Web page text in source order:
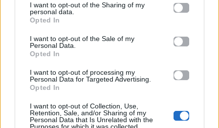
I want to opt-out of the Sharing of my
personal data.
Opted In
I want to opt-out of the Sale of my
Personal Data.
Opted In
I want to opt-out of processing my
Personal Data for Targeted Advertising.
Opted In
I want to opt-out of Collection, Use,
Retention, Sale, and/or Sharing of my
Personal Data that Is Unrelated with the
Purposes for which it was collected.
Mad.gr στο Google
Ακολουθήστε το